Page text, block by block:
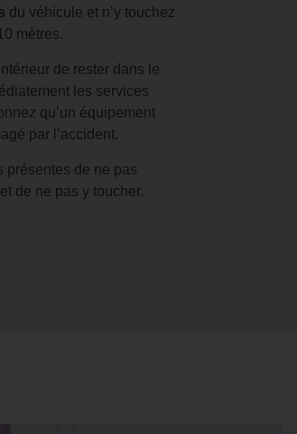
du véhicule et n’y touchez
mètres.
de rester dans le
les services
qu’un équipement
par l’accident.
présentes de ne pas
de ne pas y toucher.